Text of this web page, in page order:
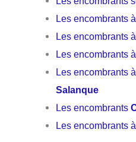
Les encombrants à
Les encombrants
Les encombrants
Les encombrants
Salanque
Les encombrants
Les encombrants